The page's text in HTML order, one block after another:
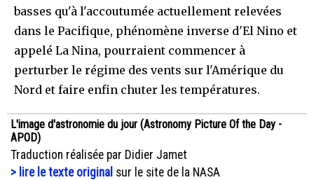
basses qu'à l'accoutumée actuellement relevées
dans le Pacifique, phénomène inverse d'El Nino et
appelé La Nina, pourraient commencer à
perturber le régime des vents sur l'Amérique du
Nord et faire enfin chuter les températures.
L'image d'astronomie du jour (Astronomy Picture Of the Day -
APOD)
Traduction réalisée par Didier Jamet
> lire le texte original sur le site de la NASA